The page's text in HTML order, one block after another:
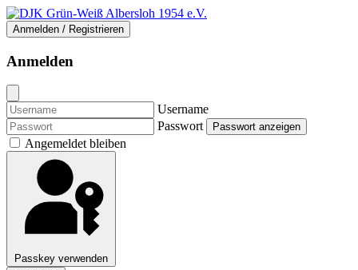
Anmelden / Registrieren
Anmelden
Username
Passwort
Passwort anzeigen
Angemeldet bleiben
Passkey verwenden